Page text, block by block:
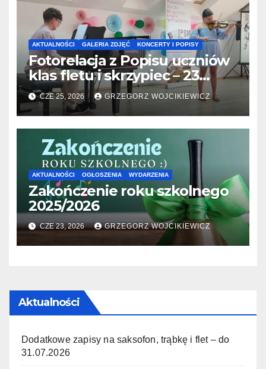
AKTUALNOŚCI GALERIA ZDJĘĆ KONCERTY I POPISY
Fotorelacja z Popisu uczniów
klas fletu i skrzypiec – 23
06.2026
CZE 25, 2026 GRZEGORZ WOJCIKIEWICZ
AKTUALNOŚCI OGŁOSZENIA WYDARZENIA
Zakończenie roku szkolnego
2025/2026
CZE 23, 2026 GRZEGORZ WOJCIKIEWICZ
Aktualności
Dodatkowe zapisy na saksofon, trąbkę i flet – do
31.07.2026